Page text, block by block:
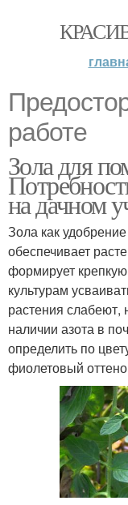
работе
Зола для
на дачном
Зола как
обеспечивает
формирует
культурам
растения
наличии азота в
определить по
фиолетовый